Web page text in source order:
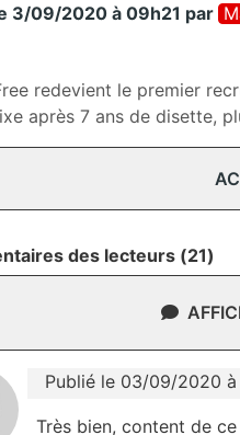
3/09/2020 à 09h21 par
redevient le premier
après 7 ans de disette,
des lecteurs (21)
Publié le 03/09/2020 à
Très bien, content de